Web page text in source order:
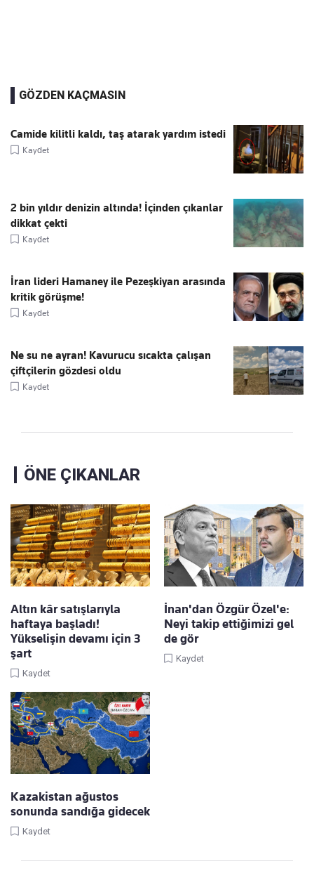
GÖZDEN KAÇMASIN
Camide kilitli kaldı, taş atarak yardım istedi
Kaydet
2 bin yıldır denizin altında! İçinden çıkanlar
dikkat çekti
Kaydet
İran lideri Hamaney ile Pezeşkiyan arasında
kritik görüşme!
Kaydet
Ne su ne ayran! Kavurucu sıcakta çalışan
çiftçilerin gözdesi oldu
Kaydet
ÖNE ÇIKANLAR
Altın kâr satışlarıyla
haftaya başladı!
Yükselişin devamı için 3
şart
Kaydet
İnan'dan Özgür Özel'e:
Neyi takip ettiğimizi gel
de gör
Kaydet
Kazakistan ağustos
sonunda sandığa gidecek
Kaydet